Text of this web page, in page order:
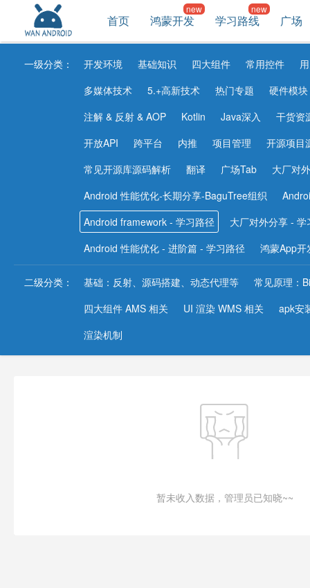
首页 鸿蒙开发 学习路线 广场
一级分类： 开发环境 基础知识 四大组件 常用控件
多媒体技术
5.+高新技术 热门专题
硬件模块
注解 & 反射 & AOP
Kotlin Java深入
干货资
开放API
跨平台 内推 项目管理
开源项目
常见开源库源码解析
翻译 广场Tab
大厂对
Android 性能优化-长期分享-BaguTree组织
Android framework - 学习路径
大厂对外分享 - 学
Android 性能优化 - 进阶篇 - 学习路径
鸿蒙App开
二级分类： 基础：反射、源码搭建、动态代理等
常见原理：
四大组件 AMS 相关
UI 渲染 WMS 相关
apk安
渲染机制
暂未收入数据，管理员已知晓~~